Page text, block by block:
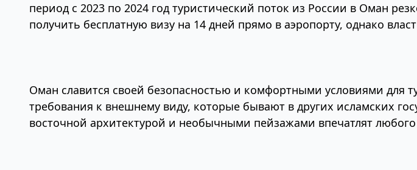
период с 2023 по 2024 год туристический поток из России в Оман
получить бесплатную визу на 14 дней прямо в аэропорту, однако
Оман славится своей безопасностью и комфортными условиями для
требования к внешнему виду, которые бывают в других исламских
восточной архитектурой и необычными пейзажами впечатлят